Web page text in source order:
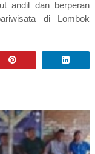
andil dan berperan
di Lombok